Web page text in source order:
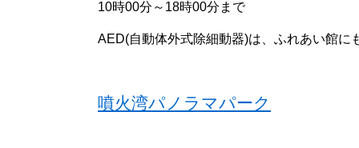
10時00分～18時00分まで
AED(自動体外式除細動器)は、ふれあい館に
噴火湾パノラマパーク